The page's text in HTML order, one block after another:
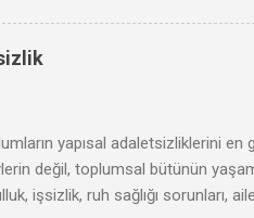
yapısal adaletsizliklerini
değil, toplumsal bütünün
işsizlik, ruh sağlığı sorunları,